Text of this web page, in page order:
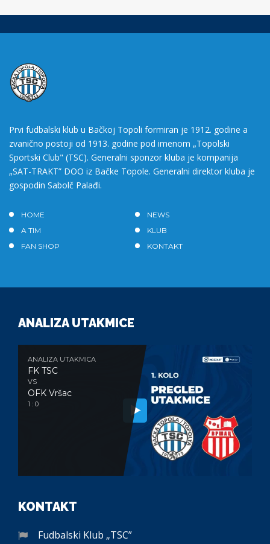
Prvi fudbalski klub u Bačkoj Topoli formiran je 1912. godine a
zvanično postoji od 1913. godine pod imenom „Topolski
Sportski Club" (TSC). Generalni sponzor kluba je kompanija
„SAT-TRAKT” DOO iz Bačke Topole. Generalni direktor kluba je
gospodin Sabolč Palađi.
HOME
NEWS
A TIM
KLUB
FAN SHOP
KONTAKT
ANALIZA UTAKMICE
ANALIZA UTAKMICA
FK TSC
VS
OFK Vršac
1 : 0
KONTAKT
Fudbalski Klub „TSC”